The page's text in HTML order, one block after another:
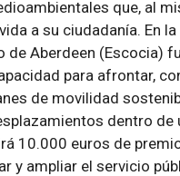
que, al
a su ciudadanía. En
de Aberdeen (Escocia)
para afrontar,
de movilidad
dentro de
10.000 euros de
y ampliar el servicio